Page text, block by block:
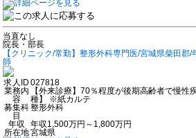
当直なし
院長・部長
【クリニック/常勤】整形外科専門医/宮城県柴田
師
求人ID 027818
業務内
容
【外来診療】70％程度が後期高齢者で慢性
種】 ※紙カルテ
募集科
目
整形外科
年収
年収1,500万円～1,800万円
所在地宮城県